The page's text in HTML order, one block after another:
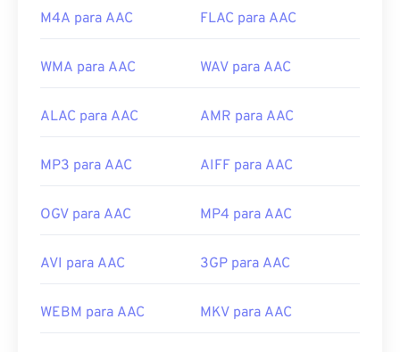
https://www.iso.org/standard/43345.html?
M4A para AAC FLAC para AAC
WMA para AAC WAV para AAC
ALAC para AAC AMR para AAC
MP3 para AAC AIFF para AAC
OGV para AAC MP4 para AAC
AVI para AAC 3GP para AAC
WEBM para AAC MKV para AAC